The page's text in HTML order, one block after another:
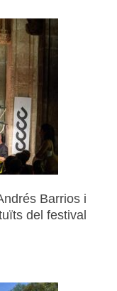
Barrios i
del festival